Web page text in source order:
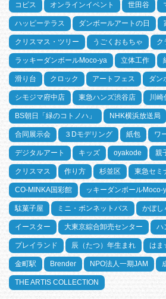
コピス オンラインイベント 世田谷
ハッピーテラス ダンボールアートの日
クリスマス・ツリー うごくおもちゃ ク
ラッキーダンボールMoco-ya 立体工作
滑り台 クロック アートフェス ダン
シモジマ府中店 東急ハンズ渋谷店 川崎
BS朝日「緑のコトノハ」 NHK横浜放送局
合同展示会 ３Dモデリング 紙包 ワ
デジタルアート キッズ oyakode 親
クリスマス 作り方 杉並区 東急セミ
CO-MINKA国彩館 ッキーダンボールMoco-
駄菓子屋 ミニ・ボンネットバス かぼし
イースター 大東京綜合卸売センター ハ
プレイランド 辰（たつ）年生まれ はま
金町駅 Brender NPO法人一期JAM
THE ARTIS COLLECTION